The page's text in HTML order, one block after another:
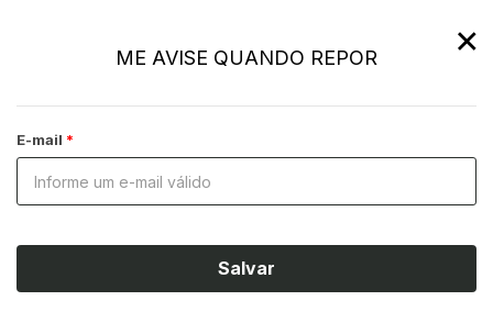
×
ME AVISE QUANDO REPOR
E-mail
Salvar